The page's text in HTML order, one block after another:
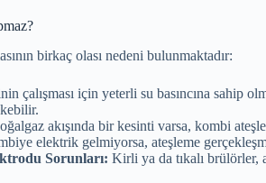
birkaç olası nedeni bulunmaktadır:
çalışması için yeterli su basıncına sahip
akışında bir kesinti varsa, kombi
elektrik gelmiyorsa, ateşleme
Sorunları: Kirli ya da tıkalı brülörler,